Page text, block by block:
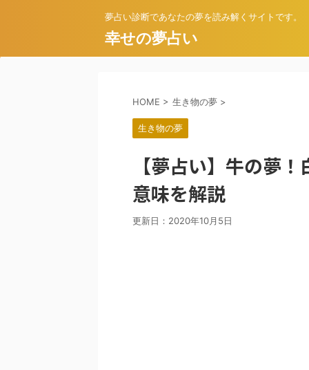
夢占い診断であなたの夢を読み解くサイトです。
幸せの夢占い
HOME > 生き物の夢 >
生き物の夢
【夢占い】牛の夢
意味を解説
更新日： 2020年10月5日